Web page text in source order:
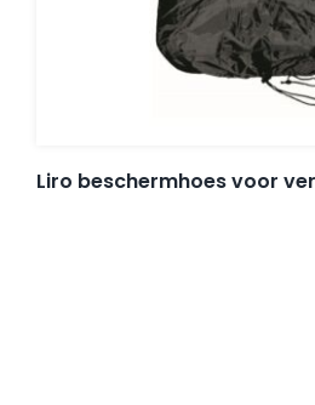
Glatz Vita Collectie
Liro beschermhoes voor